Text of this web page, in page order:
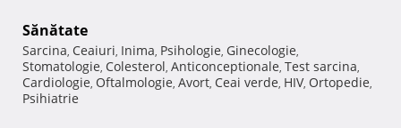
Sănătate
Sarcina, Ceaiuri, Inima, Psihologie, Ginecologie,
Stomatologie, Colesterol, Anticonceptionale, Test sarcina,
Cardiologie, Oftalmologie, Avort, Ceai verde, HIV, Ortopedie,
Psihiatrie